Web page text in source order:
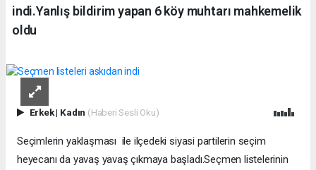
indi.Yanlış bildirim yapan 6 köy muhtarı mahkemelik
oldu
Erkek| Kadın (Haberi Sesli Oku)
Seçimlerin yaklaşması ile ilçedeki siyasi partilerin seçim
heyecanı da yavaş yavaş çıkmaya başladı.Seçmen listelerinin